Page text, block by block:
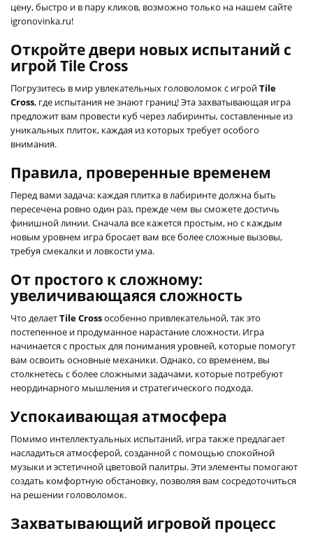
цену, быстро и в пару кликов, возможно только на нашем сайте
igronovinka.ru!
Откройте двери новых испытаний с
игрой Tile Cross
Погрузитесь в мир увлекательных головоломок с игройTile
Cross, где испытания не знают границ! Эта захватывающая игра
предложит вам провести куб через лабиринты, составленные из
уникальных плиток, каждая из которых требует особого
внимания.
Правила, проверенные временем
Перед вами задача: каждая плитка в лабиринте должна быть
пересечена ровно один раз, прежде чем вы сможете достичь
финишной линии. Сначала все кажется простым, но с каждым
новым уровнем игра бросает вам все более сложные вызовы,
требуя смекалки и ловкости ума.
От простого к сложному:
увеличивающаяся сложность
Что делаетTile Crossособенно привлекательной, так это
постепенное и продуманное нарастание сложности. Игра
начинается с простых для понимания уровней, которые помогут
вам освоить основные механики. Однако, со временем, вы
столкнетесь с более сложными задачами, которые потребуют
неординарного мышления и стратегического подхода.
Успокаивающая атмосфера
Помимо интеллектуальных испытаний, игра также предлагает
насладиться атмосферой, созданной с помощью спокойной
музыки и эстетичной цветовой палитры. Эти элементы помогают
создать комфортную обстановку, позволяя вам сосредоточиться
на решении головоломок.
Захватывающий игровой процесс